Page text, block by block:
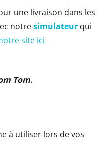
une livraison dans les
notresimulateurqui
site ici
Tom.
à utiliser lors de vos